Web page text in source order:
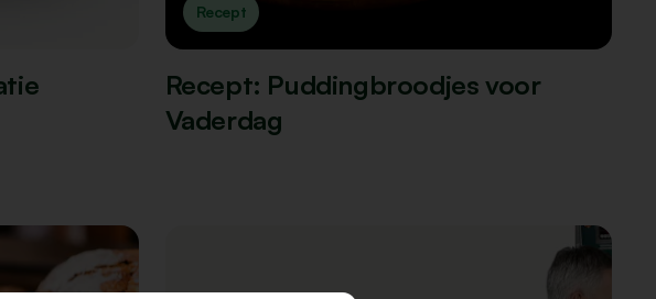
Recept
Recept: Puddingbroodjes voor
Vaderdag